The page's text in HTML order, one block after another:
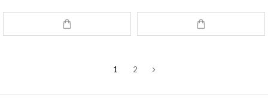
1 2